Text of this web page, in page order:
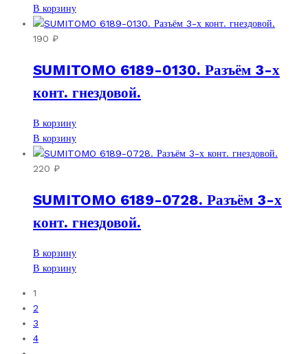
В корзину
190 ₽
SUMITOMO 6189-0130. Разъём 3-х
конт. гнездовой.
В корзину
В корзину
220 ₽
SUMITOMO 6189-0728. Разъём 3-х
конт. гнездовой.
В корзину
В корзину
1
2
3
4